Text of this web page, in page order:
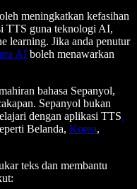
meningkatkan kefasihan
TTS guna teknologi AI,
learning. Jika anda penutur
AI boleh menawarkan
bahasa Sepanyol,
Sepanyol bukan
dengan aplikasi TTS.
Belanda, Korea,
teks dan membantu